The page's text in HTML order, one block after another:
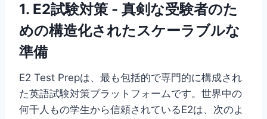
1. E2試験対策 - 真剣な受験者のた
めの構造化されたスケーラブルな
準備
E2 Test Prepは、最も包括的で専門的に構成され
た英語試験対策プラットフォームです。世界中の
何千人もの学生から信頼されているE2は、次のよ